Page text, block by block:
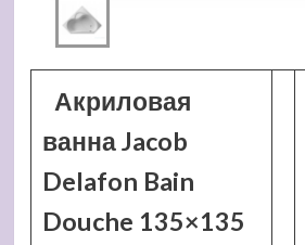
Акриловая
ванна Jacob
Delafon Bain
Douche 135×135